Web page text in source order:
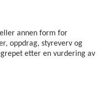
annen form for
oppdrag, styreverv og
etter en vurdering av